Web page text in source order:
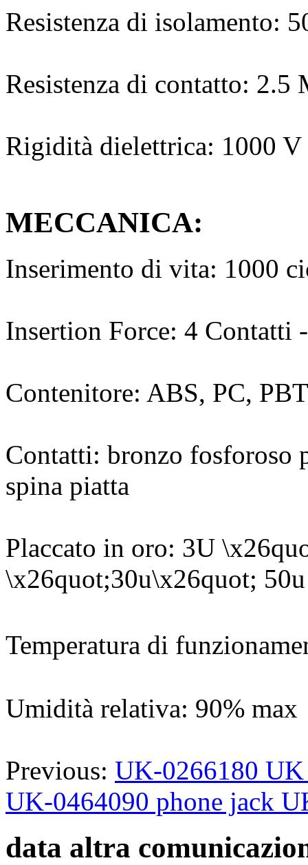
Resistenza di isolamento:
Resistenza di contatto: 2.5
Rigidità dielettrica: 1000
MECCANICA:
Inserimento di vita: 1000
Insertion Force: 4 Contatti
Contenitore: ABS, PC,
Contatti: bronzo fosforoso
spina piatta
Placcato in oro: 3U
\x26quot;30u\x26quot;
Temperatura di
Umidità relativa: 90% max
Previous: UK-0266180
UK-0464090 phone jack
data altra